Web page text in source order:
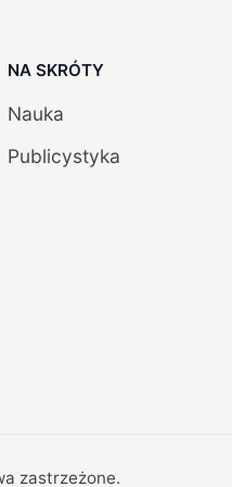
NA SKRÓTY
Nauka
Publicystyka
zastrzeżone.